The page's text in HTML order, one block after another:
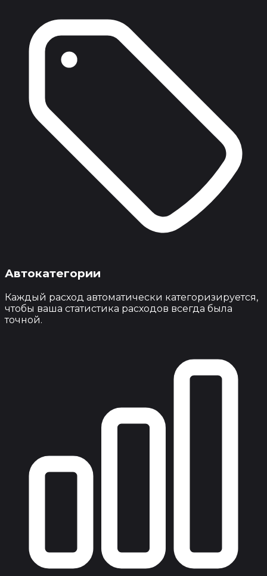
Автокатегории
Каждый расход автоматически категоризируется,
чтобы ваша статистика расходов всегда была
точной.